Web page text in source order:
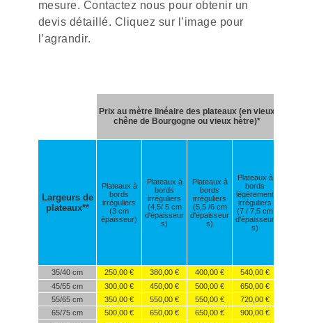
mesure. Contactez nous pour obtenir un
devis détaillé. Cliquez sur l’image pour
l’agrandir.